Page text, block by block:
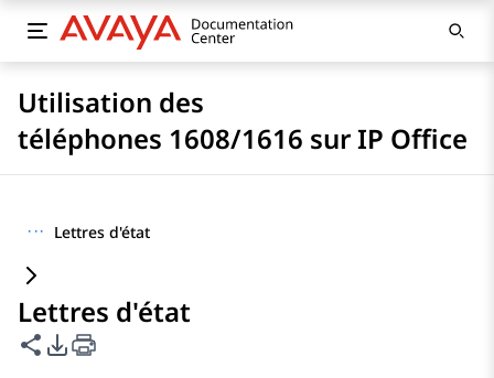
Utilisation des
téléphones 1608/1616 sur IP Office
··· Lettres d'état
Lettres d'état
Partager cette page
Options d'exportation PDF